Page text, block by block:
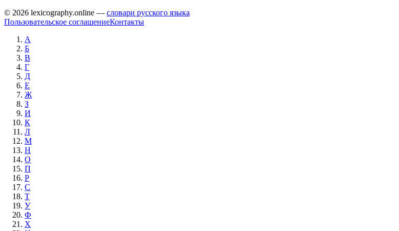
© 2026 lexicography.online — словари русского языка
Пользовательское соглашениеКонтакты
А
Б
В
Г
Д
Е
Ж
З
И
К
Л
М
Н
О
П
Р
С
Т
У
Ф
Х